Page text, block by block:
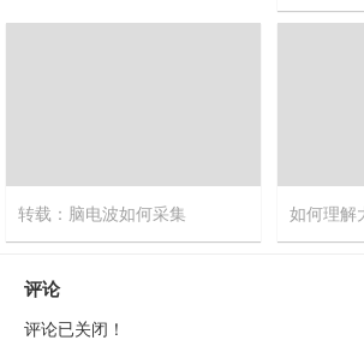
转载：脑电波如何采集
评论
评论已关闭！